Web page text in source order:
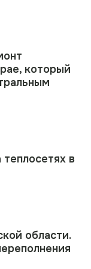
который
в
области.